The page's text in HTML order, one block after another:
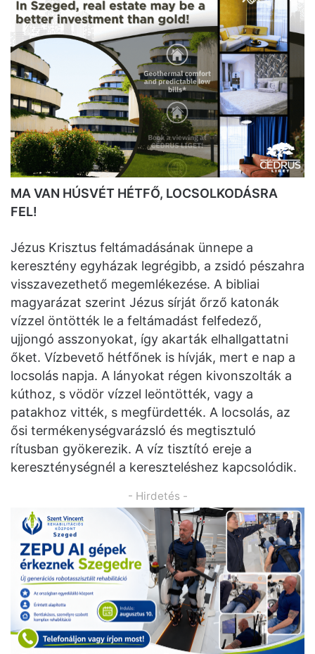
MA VAN HÚSVÉT HÉTFŐ, LOCSOLKODÁSRA
FEL!
Jézus Krisztus feltámadásának ünnepe a
keresztény egyházak legrégibb, a zsidó pészahra
visszavezethető megemlékezése. A bibliai
magyarázat szerint Jézus sírját őrző katonák
vízzel öntötték le a feltámadást felfedező,
ujjongó asszonyokat, így akarták elhallgattatni
őket. Vízbevető hétfőnek is hívják, mert e nap a
locsolás napja. A lányokat régen kivonszolták a
kúthoz, s vödör vízzel leöntötték, vagy a
patakhoz vitték, s megfürdették. A locsolás, az
ősi termékenységvarázsló és megtisztuló
rítusban gyökerezik. A víz tisztító ereje a
kereszténységnél a kereszteléshez kapcsolódik.
- Hirdetés -